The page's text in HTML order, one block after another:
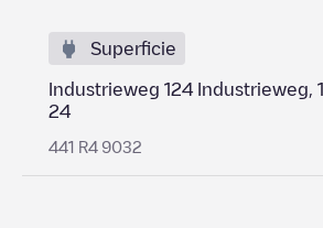
Superficie
Industrieweg 124 Industrieweg, 1
24
441 R4 9032